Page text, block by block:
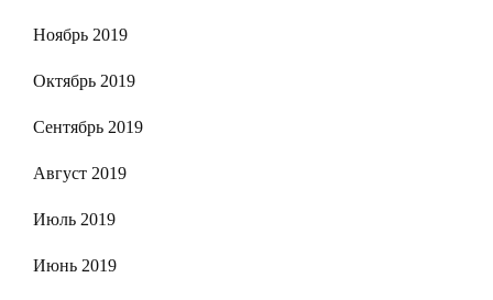
Ноябрь 2019
Октябрь 2019
Сентябрь 2019
Август 2019
Июль 2019
Июнь 2019